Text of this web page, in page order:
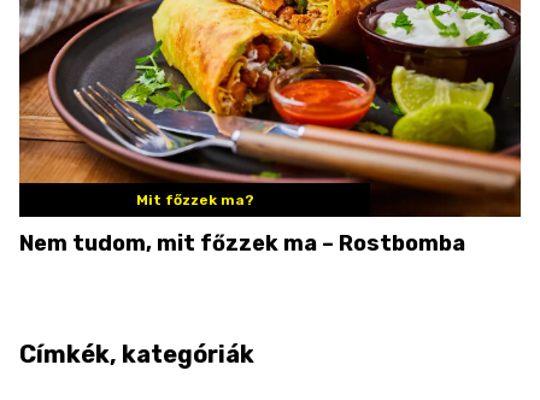
Mit főzzek ma?
Nem tudom, mit főzzek ma – Rostbomba
Címkék, kategóriák